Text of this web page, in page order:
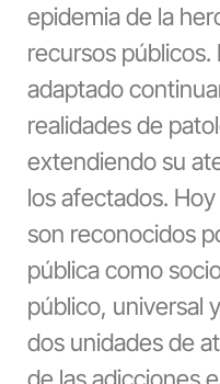
epidemia de la
recursos
adaptado
realidades de
extendiendo su
los afectados.
son reconocidos
pública como
público, universal
dos unidades de
de las adicciones